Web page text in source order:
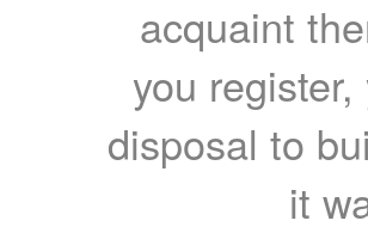
acquaint
you
disposal to
it